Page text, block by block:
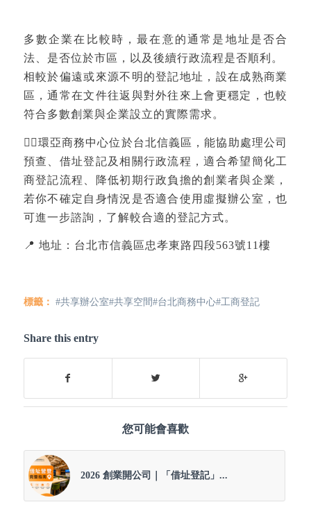
多數企業在比較時，最在意的通常是地址是否合
法、是否位於市區，以及後續行政流程是否順利。
相較於偏遠或來源不明的登記地址，設在成熟商業
區，通常在文件往返與對外往來上會更穩定，也較
符合多數創業與企業設立的實際需求。
💁‍♀️環亞商務中心位於台北信義區，能協助處理公司
預查、借址登記及相關行政流程，適合希望簡化工
商登記流程、降低初期行政負擔的創業者與企業，
若你不確定自身情況是否適合使用虛擬辦公室，也
可進一步諮詢，了解較合適的登記方式。
📍 地址：台北市信義區忠孝東路四段563號11樓
標籤： #共享辦公室#共享空間#台北商務中心#工商登記
Share this entry
您可能會喜歡
2026 創業開公司｜「借址登記」...